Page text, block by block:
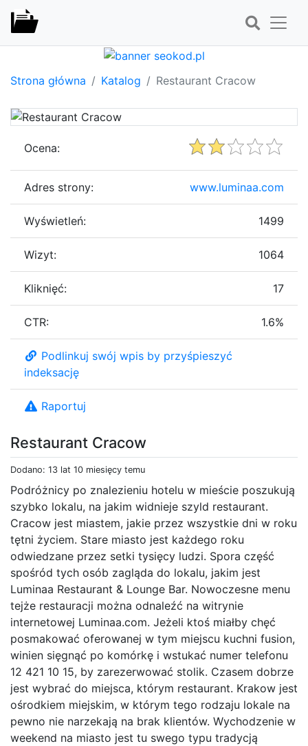
Strona główna Katalog Restaurant Cracow
Restaurant Cracow
Dodano: 13 lat 10 miesięcy temu
Podróżnicy po znalezieniu hotelu w mieście poszukują
szybko lokalu, na jakim widnieje szyld restaurant.
Cracow jest miastem, jakie przez wszystkie dni w roku
tętni życiem. Stare miasto jest każdego roku
odwiedzane przez setki tysięcy ludzi. Spora część
spośród tych osób zagląda do lokalu, jakim jest
Luminaa Restaurant & Lounge Bar. Nowoczesne menu
tejże restauracji można odnaleźć na witrynie
internetowej Luminaa.com. Jeżeli ktoś miałby chęć
posmakować oferowanej w tym miejscu kuchni fusion,
winien sięgnąć po komórkę i wstukać numer telefonu
12 421 10 15, by zarezerwować stolik. Czasem dobrze
jest wybrać do miejsca, którym restaurant. Krakow jest
ośrodkiem miejskim, w którym tego rodzaju lokale na
pewno nie narzekają na brak klientów. Wychodzenie w
weekend na miasto jest tu swego typu tradycją
Ocena:
Adres strony: www.luminaa.com
Wyświetleń: 1499
Wizyt: 1064
Kliknięć: 17
CTR: 1.6%
Podlinkuj swój wpis by przyśpieszyć
indeksację
Raportuj